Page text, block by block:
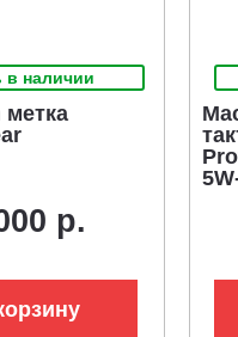
в наличии
р.